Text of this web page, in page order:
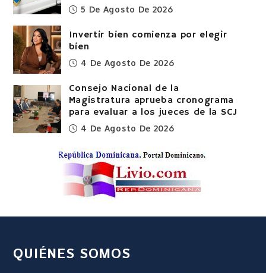
5 De Agosto De 2026
Invertir bien comienza por elegir
bien
4 De Agosto De 2026
Consejo Nacional de la
Magistratura aprueba cronograma
para evaluar a los jueces de la SCJ
4 De Agosto De 2026
QUIÉNES SOMOS